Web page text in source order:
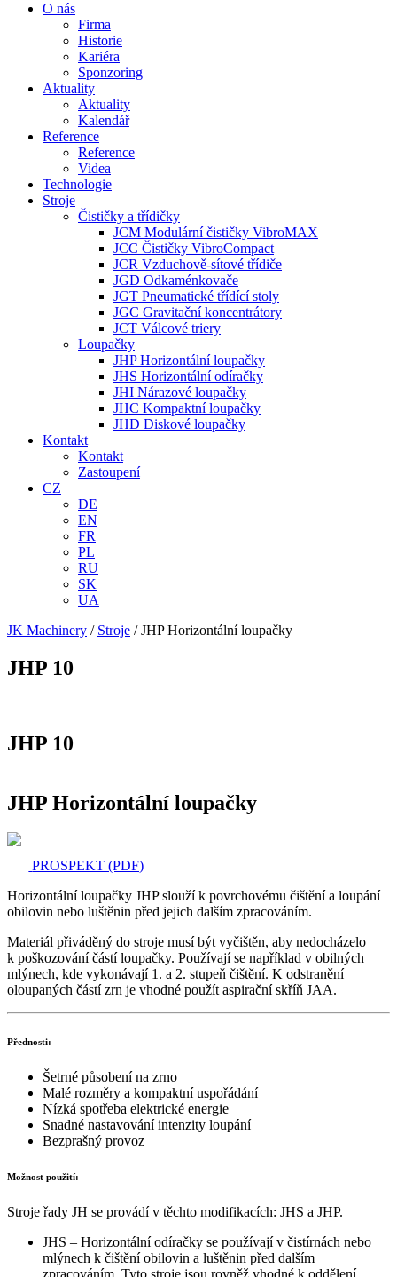
O nás
Firma
Historie
Kariéra
Sponzoring
Aktuality
Aktuality
Kalendář
Reference
Reference
Videa
Technologie
Stroje
Čističky a třídičky
JCM Modulární čističky VibroMAX
JCC Čističky VibroCompact
JCR Vzduchově-sítové třídiče
JGD Odkaménkovače
JGT Pneumatické třídící stoly
JGC Gravitační koncentrátory
JCT Válcové triery
Loupačky
JHP Horizontální loupačky
JHS Horizontální odíračky
JHI Nárazové loupačky
JHC Kompaktní loupačky
JHD Diskové loupačky
Kontakt
Kontakt
Zastoupení
CZ
DE
EN
FR
PL
RU
SK
UA
JK Machinery / Stroje /JHP Horizontální loupačky
JHP 10
JHP 10
JHP Horizontální loupačky
PROSPEKT (PDF)
Horizontální loupačky JHP slouží k povrchovému čištění a loupání
obilovin nebo luštěnin před jejich dalším zpracováním.
Materiál přiváděný do stroje musí být vyčištěn, aby nedocházelo
k poškozování částí loupačky. Používají se například v obilných
mlýnech, kde vykonávají 1. a 2. stupeň čištění. K odstranění
oloupaných částí zrn je vhodné použít aspirační skříň JAA.
Přednosti:
Šetrné působení na zrno
Malé rozměry a kompaktní uspořádání
Nízká spotřeba elektrické energie
Snadné nastavování intenzity loupání
Bezprašný provoz
Možnost použití:
Stroje řady JH se provádí v těchto modifikacích: JHS a JHP.
JHS – Horizontální odíračky se používají v čistírnách nebo
mlýnech k čištění obilovin a luštěnin před dalším
zpracováním. Tyto stroje jsou rovněž vhodné k oddělení